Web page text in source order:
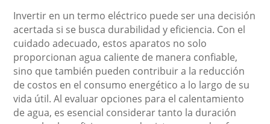
Invertir en un termo eléctrico puede ser una decisión
acertada si se busca durabilidad y eficiencia. Con el
cuidado adecuado, estos aparatos no solo
proporcionan agua caliente de manera confiable,
sino que también pueden contribuir a la reducción
de costos en el consumo energético a lo largo de su
vida útil. Al evaluar opciones para el calentamiento
de agua, es esencial considerar tanto la duración